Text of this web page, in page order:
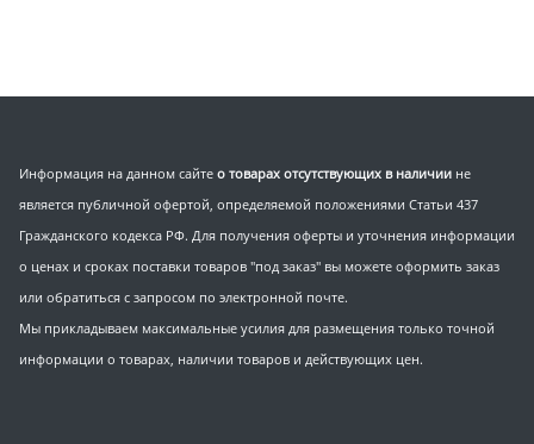
Информация на данном сайте о товарах отсутствующих в наличии не
является публичной офертой, определяемой положениями Статьи 437
Гражданского кодекса РФ. Для получения оферты и уточнения информации
о ценах и сроках поставки товаров "под заказ" вы можете оформить заказ
или обратиться с запросом по электронной почте.
Мы прикладываем максимальные усилия для размещения только точной
информации о товарах, наличии товаров и действующих цен.